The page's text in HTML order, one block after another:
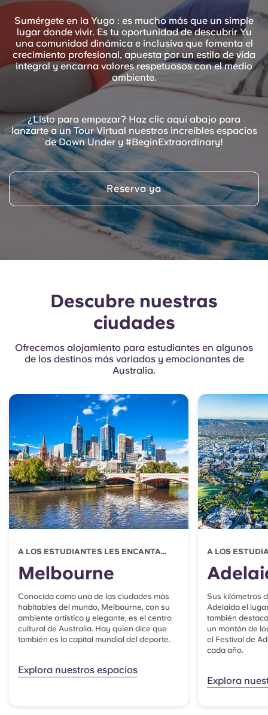
Sumérgete en la Yugo : es mucho más que un simple
lugar donde vivir. Es tu oportunidad de descubrir Yu
una comunidad dinámica e inclusiva que fomenta el
crecimiento profesional, apuesta por un estilo de vida
integral y encarna valores respetuosos con el medio
ambiente.
¿Listo para empezar? Haz clic aquí abajo para
lanzarte a un Tour Virtual nuestros increíbles espacios
de Down Under y #BeginExtraordinary!
Reserva ya
Descubre nuestras
ciudades
Ofrecemos alojamiento para estudiantes en algunos
de los destinos más variados y emocionantes de
Australia.
A LOS ESTUDIANTES LES ENCANTA...
Melbourne
Conocida como una de las ciudades más
habitables del mundo, Melbourne, con su
ambiente artístico y elegante, es el centro
cultural de Australia. Hay quien dice que
también es la capital mundial del deporte.
Explora nuestros espacios
A LOS
Sus kilómetros
Adelaida el
también
un montón de
el Festival de
cada año.
Explora